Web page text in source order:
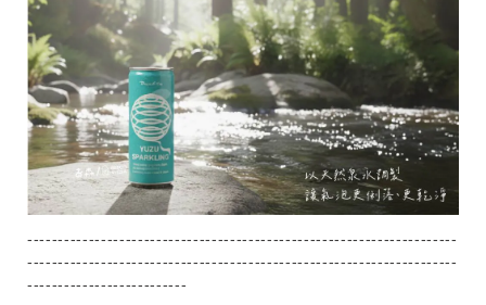
----------------------------------------------------------------------
----------------------------------------------------------------------
--------------------------